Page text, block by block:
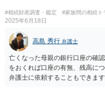
#相続財産調査・鑑定 #家族間の相続ト
2025年6月18日
高島 秀行 弁護士
亡くなった母親の銀行口座の確
をおくれば口座の有無、残高に
弁護士に依頼することもできま